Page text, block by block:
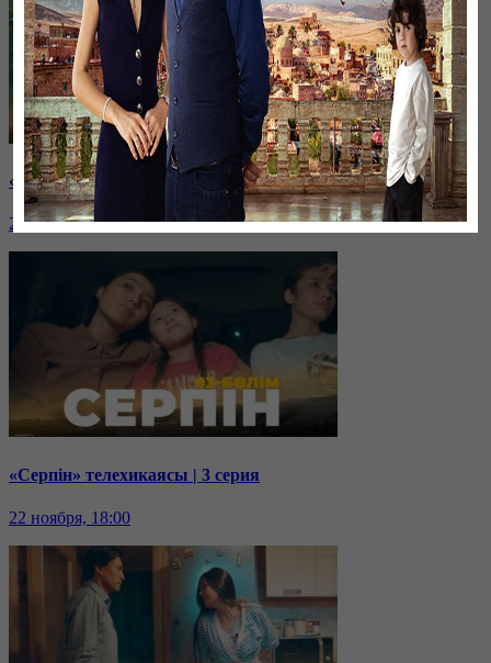
«Серпін» телехикаясы | 4 серия
23 ноября, 18:00
«Серпін» телехикаясы | 3 серия
22 ноября, 18:00